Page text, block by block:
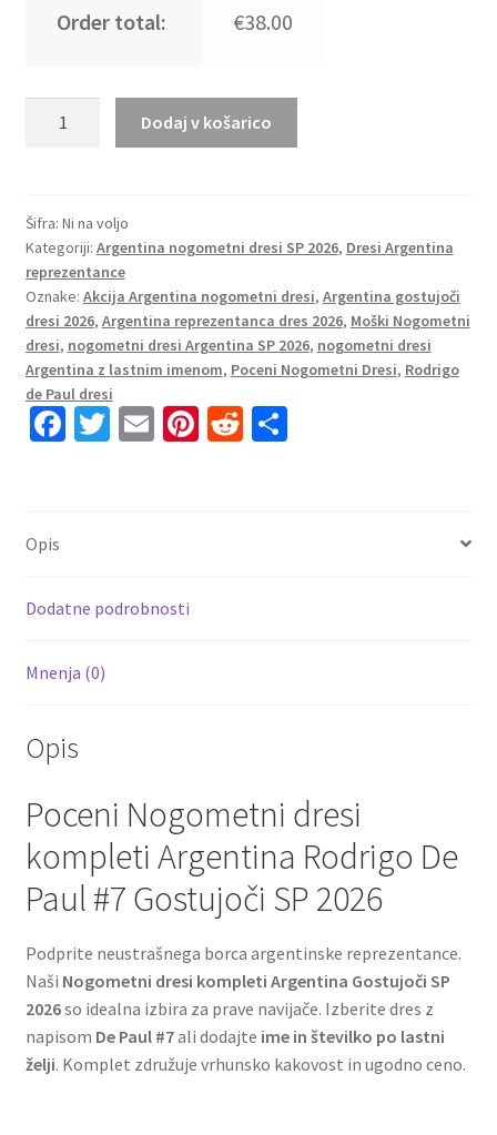
Order total: €38.00
Argentina
Rodrigo
De
Paul
#7
Gostujoči
SP
2026
količina
Dodaj v košarico
Šifra: Ni na voljo
Kategoriji: Argentina nogometni dresi SP 2026, Dresi Argentina
reprezentance
Oznake: Akcija Argentina nogometni dresi, Argentina gostujoči
dresi 2026, Argentina reprezentanca dres 2026, Moški Nogometni
dresi, nogometni dresi Argentina SP 2026, nogometni dresi
Argentina z lastnim imenom, Poceni Nogometni Dresi, Rodrigo
de Paul dresi
Fa
k
T E Pi R S
Opis
Dodatne podrobnosti
Mnenja (0)
Opis
Poceni Nogometni dresi
kompleti Argentina Rodrigo De
Paul #7 Gostujoči SP 2026
Podprite neustrašnega borca argentinske reprezentance.
Naši Nogometni dresi kompleti Argentina Gostujoči SP
2026so idealna izbira za prave navijače. Izberite dres z
napisom De Paul #7ali dodajte ime in številko po lastni
želji. Komplet združuje vrhunsko kakovost in ugodno ceno.